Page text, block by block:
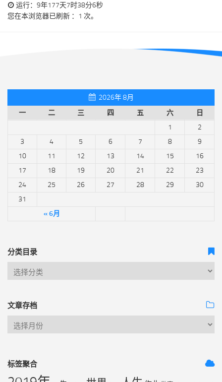
运行：9年177天7时38分6秒
您在本浏览器已刷新 ：1 次。
2026年 8月
一
二 三 四 五 六 日
« 6月
1
2
3
4 5 6 7 8
9
10
11 12 13 14 15
16
17
18 19 20 21 22
23
24
25 26 27 28 29
30
31
分类目录
文章存档
标签聚合